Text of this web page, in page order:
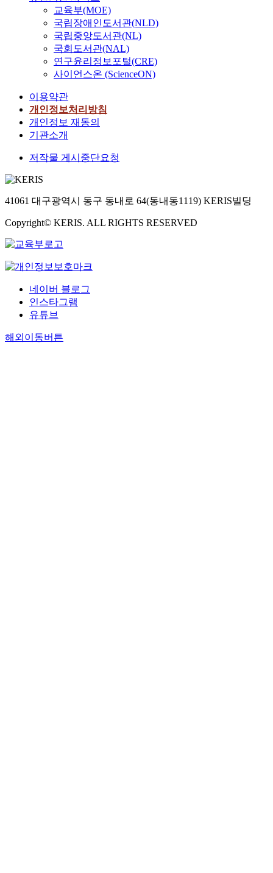
교육부(MOE)
국립장애인도서관(NLD)
국립중앙도서관(NL)
국회도서관(NAL)
연구윤리정보포털(CRE)
사이언스온 (ScienceON)
이용약관
개인정보처리방침
개인정보 재동의
기관소개
저작물 게시중단요청
41061 대구광역시 동구 동내로 64(동내동1119) KERIS빌딩
Copyright© KERIS. ALL RIGHTS RESERVED
네이버 블로그
인스타그램
유튜브
해외이동버튼